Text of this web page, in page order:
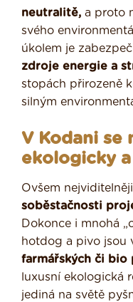
neutralitě, a proto
svého
úkolem je
zdroje energie a
stopách přirozeně
silným
V Kodani se
ekologicky
Ovšem nejviditelněji
soběstačnosti
Dokonce i mnohá
hotdog a pivo jsou
farmářských či bio
luxusní ekologická
jediná na světě